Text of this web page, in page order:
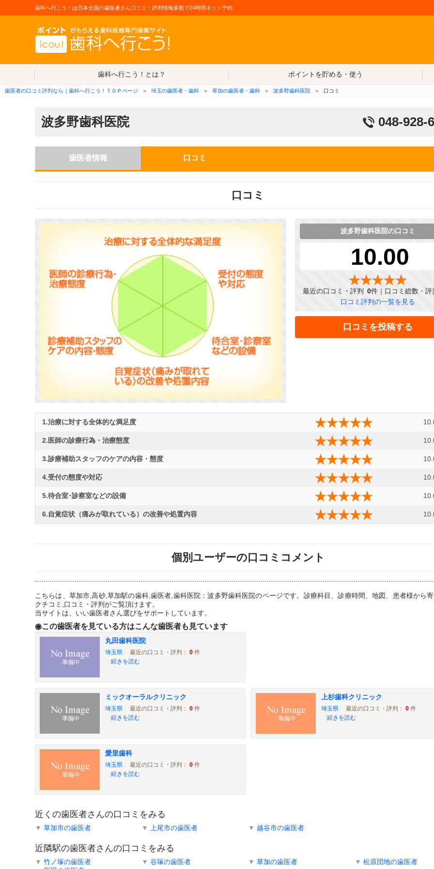
歯科へ行こう！は日本全国の歯医者さん口コミ・評判情報多数で24時間ネット予約
歯科へ行こう！とは？
ポイントを貯める・使う
歯医者の口コミ評判なら｜歯科へ行こう！ＴＯＰページ ＞ 埼玉の歯医者・歯科 ＞ 草加の歯医者・歯科 ＞ 波多野歯科医院 ＞ 口コミ
波多野歯科医院 048-928-
歯医者情報 口コミ
口コミ
波多野歯科医院の口コミ
10.00
最近の口コミ・評判 0件｜口コミ総数・評
口コミ評判の一覧を見る
口コミを投稿する
1.治療に対する全体的な満足度
2.医師の診療行為・治療態度
3.診療補助スタッフのケアの内容・態度
4.受付の態度や対応
5.待合室･診察室などの設備
6.自覚症状（痛みが取れている）の改善や処置内容
個別ユーザーの口コミコメント
こちらは、草加市,高砂,草加駅の歯科,歯医者,歯科医院：波多野歯科医院のページです。診療科目、診療時間、地図、患者様から
クチコミ,口コミ・評判がご覧頂けます。
当サイトは、いい歯医者さん選びをサポートしています。
◉この歯医者を見ている方はこんな歯医者も見ています
丸田歯科医院
埼玉県 最近の口コミ・評判： 0件
続きを読む
ミックオーラルクリニック
埼玉県 最近の口コミ・評判： 0件
続きを読む
上杉歯科クリニック
埼玉県 最近の口コミ・評判： 0件
続きを読む
愛里歯科
埼玉県 最近の口コミ・評判： 0件
続きを読む
近くの歯医者さんの口コミをみる
▼ 草加市の歯医者 ▼ 上尾市の歯医者 ▼ 越谷市の歯医者
近隣駅の歯医者さんの口コミをみる
▼ 竹ノ塚の歯医者 ▼ 谷塚の歯医者 ▼ 草加の歯医者 ▼ 松原団地の歯医者